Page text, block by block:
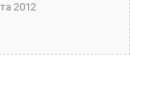
2012